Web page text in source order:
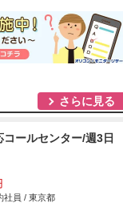
さらに見る
ールセンター/週3日
社員 / 東京都